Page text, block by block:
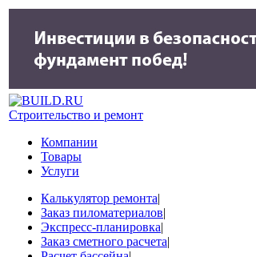
Строительство и ремонт
Компании
Товары
Услуги
Калькулятор ремонта|
Заказ пиломатериалов|
Экспресс-планировка|
Заказ сметного расчета|